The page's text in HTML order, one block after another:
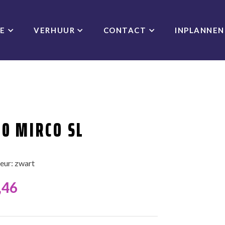
VERHUUR CONTACT INPLANNEN
MIRCO SL
zwart